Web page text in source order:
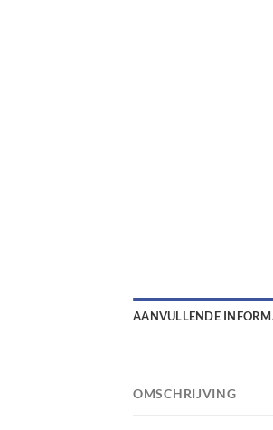
AANVULLENDE
OMSCHRIJVING